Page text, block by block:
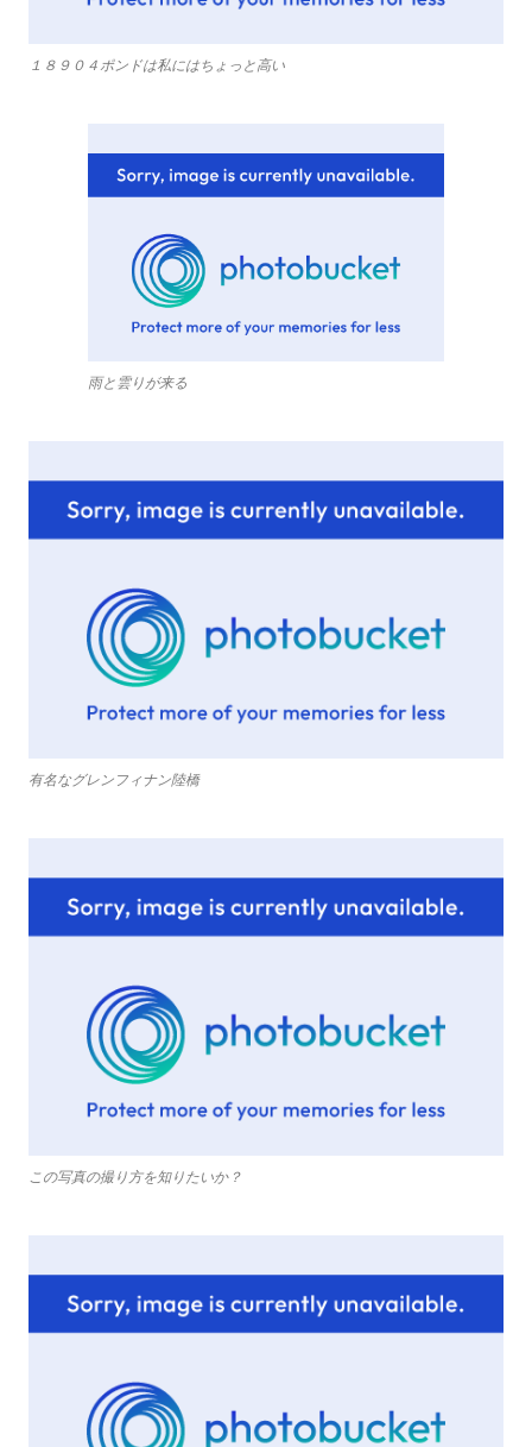
１８９０４ポンドは私にはちょっと高い
雨と雲りが来る
有名なグレンフィナン陸橋
この写真の撮り方を知りたいか？